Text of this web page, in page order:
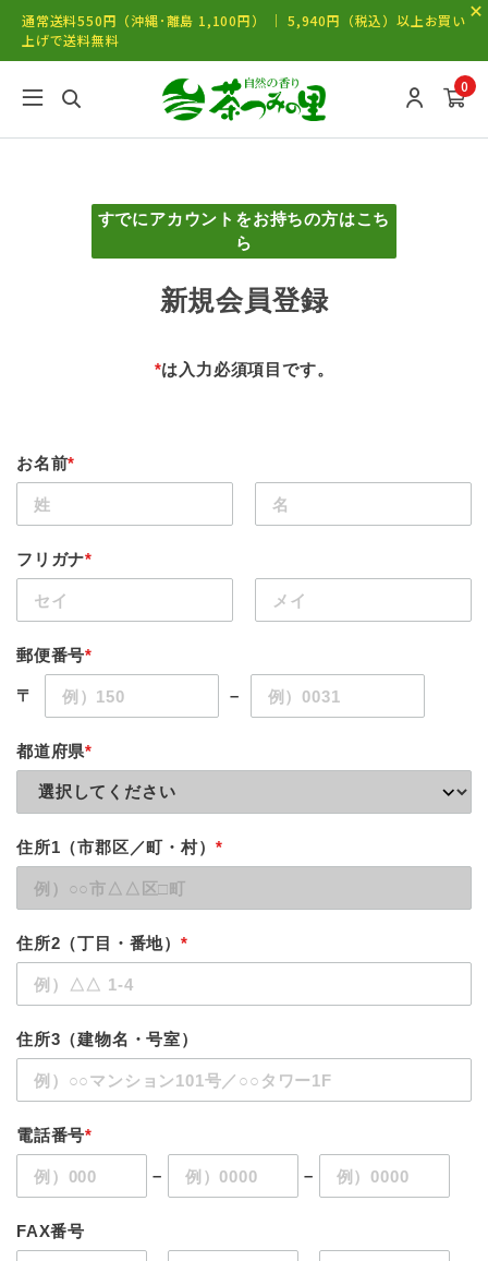
通常送料550円（沖縄･離島 1,100円） ｜ 5,940円（税込）以上お買い
上げで送料無料
0
すでにアカウントをお持ちの方はこち
ら
新規会員登録
*は入力必須項目です。
お名前*
フリガナ*
郵便番号*
〒 –
都道府県*
住所1（市郡区／町・村） *
住所2（丁目・番地） *
住所3（建物名・号室）
電話番号*
– –
FAX番号